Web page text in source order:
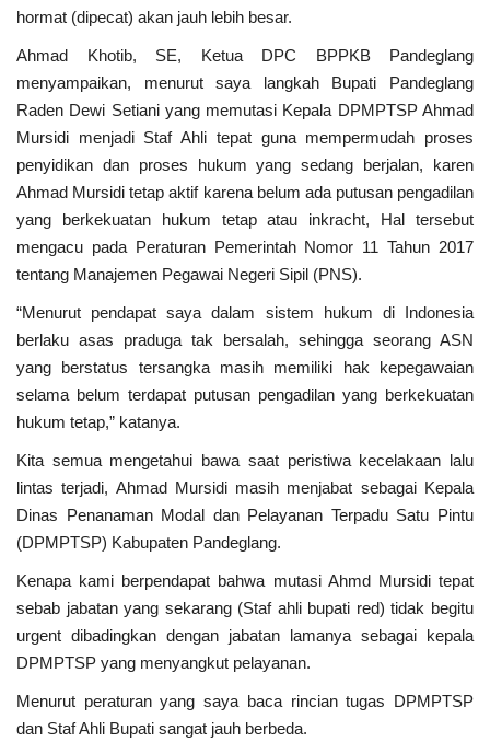
hormat (dipecat) akan jauh lebih besar.
Ahmad Khotib, SE, Ketua DPC BPPKB Pandeglang
menyampaikan, menurut saya langkah Bupati Pandeglang
Raden Dewi Setiani yang memutasi Kepala DPMPTSP Ahmad
Mursidi menjadi Staf Ahli tepat guna mempermudah proses
penyidikan dan proses hukum yang sedang berjalan, karen
Ahmad Mursidi tetap aktif karena belum ada putusan pengadilan
yang berkekuatan hukum tetap atau inkracht, Hal tersebut
mengacu pada Peraturan Pemerintah Nomor 11 Tahun 2017
tentang Manajemen Pegawai Negeri Sipil (PNS).
“Menurut pendapat saya dalam sistem hukum di Indonesia
berlaku asas praduga tak bersalah, sehingga seorang ASN
yang berstatus tersangka masih memiliki hak kepegawaian
selama belum terdapat putusan pengadilan yang berkekuatan
hukum tetap,” katanya.
Kita semua mengetahui bawa saat peristiwa kecelakaan lalu
lintas terjadi, Ahmad Mursidi masih menjabat sebagai Kepala
Dinas Penanaman Modal dan Pelayanan Terpadu Satu Pintu
(DPMPTSP) Kabupaten Pandeglang.
Kenapa kami berpendapat bahwa mutasi Ahmd Mursidi tepat
sebab jabatan yang sekarang (Staf ahli bupati red) tidak begitu
urgent dibadingkan dengan jabatan lamanya sebagai kepala
DPMPTSP yang menyangkut pelayanan.
Menurut peraturan yang saya baca rincian tugas DPMPTSP
dan Staf Ahli Bupati sangat jauh berbeda.